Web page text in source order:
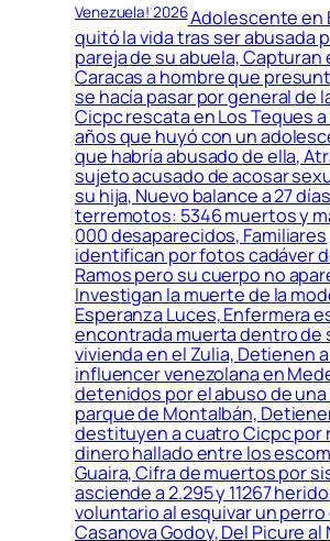
Venezuela! 2026Adolescente en
quitó la vida tras ser abusada
pareja de su abuela, Capturan
Caracas a hombre que
se hacía pasar por general de
Cicpc rescata en Los Teques a
años que huyó con un
que habría abusado de ella,
sujeto acusado de acosar
su hija, Nuevo balance a 27
terremotos: 5346 muertos y
000 desaparecidos, Familiares
identifican por fotos cadáver
Ramos pero su cuerpo no
Investigan la muerte de la
Esperanza Luces, Enfermera
encontrada muerta dentro de
vivienda en el Zulia, Detienen
influencer venezolana en
detenidos por el abuso de una
parque de Montalbán,
destituyen a cuatro Cicpc por
dinero hallado entre los
Guaira, Cifra de muertos por
asciende a 2.295 y 11267
voluntario al esquivar un perro
Casanova Godoy, Del Picure al